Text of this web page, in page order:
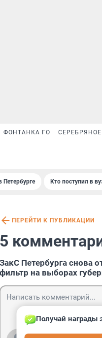
ФОНТАНКА ГО
Петербурге Кто поступил в
ПЕРЕЙТИ К ПУБЛИКАЦИИ
5
ЗакС Петербурга снова
фильтр на выборах
Получай награды